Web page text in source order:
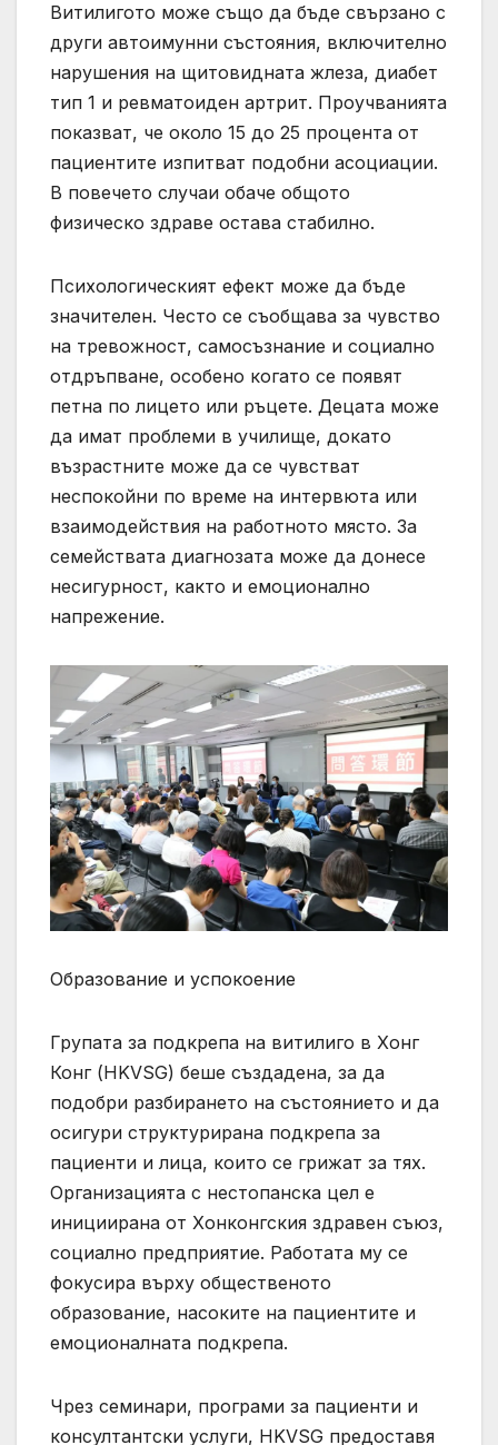
Витилигото може също да бъде свързано с
други автоимунни състояния, включително
нарушения на щитовидната жлеза, диабет
тип 1 и ревматоиден артрит. Проучванията
показват, че около 15 до 25 процента от
пациентите изпитват подобни асоциации.
В повечето случаи обаче общото
физическо здраве остава стабилно.
Психологическият ефект може да бъде
значителен. Често се съобщава за чувство
на тревожност, самосъзнание и социално
отдръпване, особено когато се появят
петна по лицето или ръцете. Децата може
да имат проблеми в училище, докато
възрастните може да се чувстват
неспокойни по време на интервюта или
взаимодействия на работното място. За
семействата диагнозата може да донесе
несигурност, както и емоционално
напрежение.
Образование и успокоение
Групата за подкрепа на витилиго в Хонг
Конг (HKVSG) беше създадена, за да
подобри разбирането на състоянието и да
осигури структурирана подкрепа за
пациенти и лица, които се грижат за тях.
Организацията с нестопанска цел е
инициирана от Хонконгския здравен съюз,
социално предприятие. Работата му се
фокусира върху общественото
образование, насоките на пациентите и
емоционалната подкрепа.
Чрез семинари, програми за пациенти и
консултантски услуги, HKVSG предоставя